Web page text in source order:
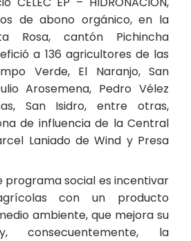
de abono orgánico, en la
Rosa, cantón Pichincha
a 136 agricultores de las
Verde, El Naranjo, San
Arosemena, Pedro Vélez
San Isidro, entre otras,
de influencia de la Central
Laniado de Wind y Presa
programa social es incentivar
con un producto
ambiente, que mejora su
consecuentemente, la